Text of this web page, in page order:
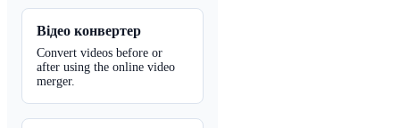
Відео конвертер
Convert videos before or
after using the online video
merger.